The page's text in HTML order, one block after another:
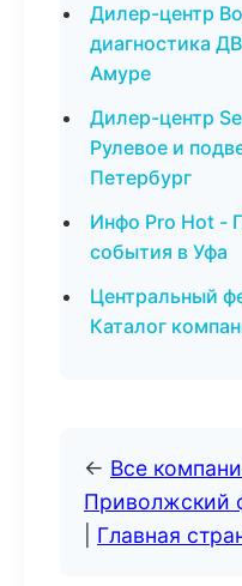
Дилер-центр
диагностика
Амуре
Дилер-центр
Рулевое и
Петербург
Инфо Pro Hot -
события в Уфа
Центральный
Каталог
← Все
Приволжский
Главная